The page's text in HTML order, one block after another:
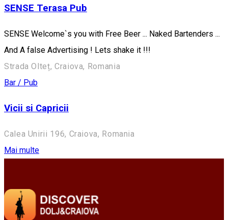
SENSE Terasa Pub
SENSE Welcome`s you with Free Beer ... Naked Bartenders ...
And A false Advertising ! Lets shake it !!!
Strada Olteț, Craiova, Romania
Bar / Pub
Vicii si Capricii
Calea Unirii 196, Craiova, Romania
Mai multe